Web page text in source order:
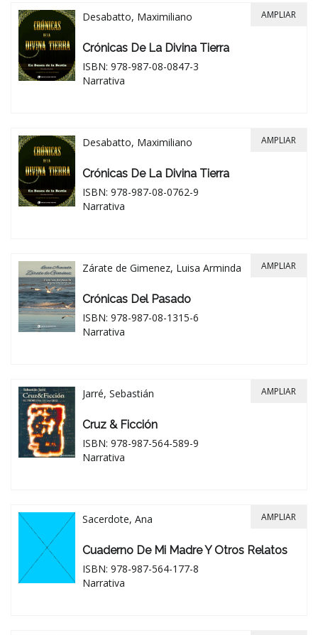
Desabatto, Maximiliano
Crónicas De La Divina Tierra
ISBN: 978-987-08-0847-3
Narrativa
AMPLIAR
Desabatto, Maximiliano
Crónicas De La Divina Tierra
ISBN: 978-987-08-0762-9
Narrativa
AMPLIAR
Zárate de Gimenez, Luisa Arminda
Crónicas Del Pasado
ISBN: 978-987-08-1315-6
Narrativa
AMPLIAR
Jarré, Sebastián
Cruz & Ficción
ISBN: 978-987-564-589-9
Narrativa
AMPLIAR
Sacerdote, Ana
Cuaderno De Mi Madre Y Otros Relatos
ISBN: 978-987-564-177-8
Narrativa
AMPLIAR